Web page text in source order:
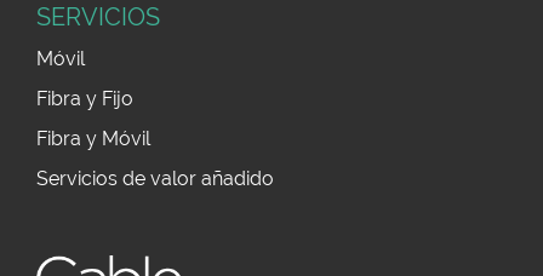
SERVICIOS
Móvil
Fibra y Fijo
Fibra y Móvil
Servicios de valor añadido